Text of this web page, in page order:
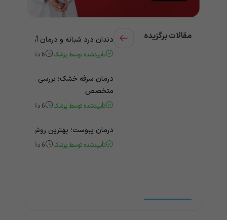
مقالات برگزیده دندان درد شبانه و درمان آن +
تأییدشده توسط پزشک 6 دقیقه
درمان سرفه خشک؛ بررسی علت و
متخصص
تأییدشده توسط پزشک 6 دقیقه
درمان یبوست؛ بهترین روش‌های
تأییدشده توسط پزشک 6 دقیقه